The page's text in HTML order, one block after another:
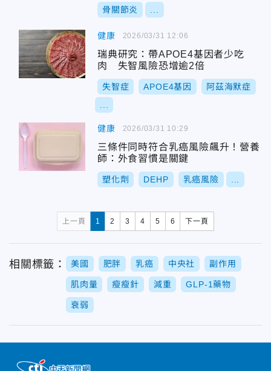
骨關節炎
健康
瑞典研究：帶APOE4基因者少吃
肉 失智風險恐增逾2倍
失智症 APOE4基因 阿茲海默症
2026/03/31 12:06
健康
三條件同時符合乳癌風險飆升！營養
師：外食習慣是關鍵
塑化劑 DEHP 乳癌風險
2026/03/31 10:29
上一頁 1 2 3 4 5 6 下一頁
相關標籤： 美國 肥胖 乳癌 中央社 副作用
肌肉量 瘦瘦針 減重 GLP-1藥物
衰弱